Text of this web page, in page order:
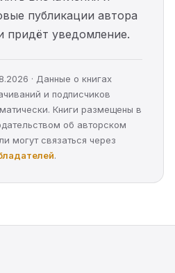
публикации автора
придёт уведомление.
· Данные о книгах
и подписчиков
Книги размещены в
об авторском
могут связаться через
.